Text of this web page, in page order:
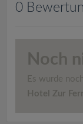
0
Noch
Es wurde
Hotel Zur